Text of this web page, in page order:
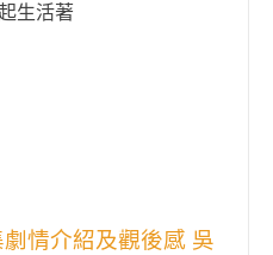
生活著
情介紹及觀後感 吳